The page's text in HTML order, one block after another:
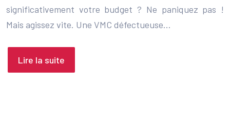
significativement votre budget ? Ne paniquez pas !
Mais agissez vite. Une VMC défectueuse…
Lire la suite